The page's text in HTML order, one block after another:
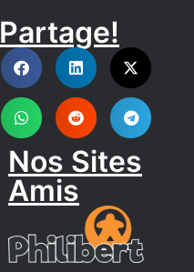
DISCORD
Partage!
Nos Sites
Amis